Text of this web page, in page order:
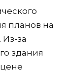
планов на
Из-за
здания